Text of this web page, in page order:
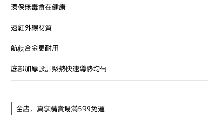
環保無毒食在健康
遠紅外線材質
航鈦合金更耐用
底部加厚設計聚熱快速導熱均勻
全店，真享購賣場滿599免運